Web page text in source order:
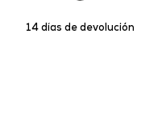
14 días de devolución